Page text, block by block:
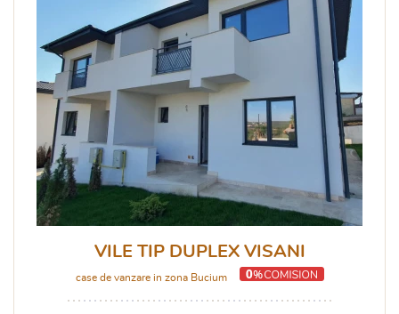
VILE TIP DUPLEX VISANI
case de vanzare in zona Bucium